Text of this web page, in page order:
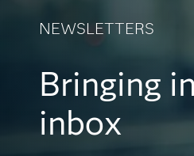
NEWSLETTERS
Bringing
inbox